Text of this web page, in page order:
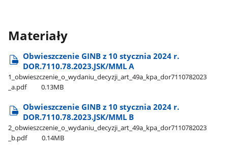
Materiały
Obwieszczenie GINB z 10 stycznia 2024 r.
DOR.7110.78.2023.JSK/MML A
1​_obwieszczenie​_o​_wydaniu​_decyzji​_art​_49a​_kpa​_dor7110782023​
_a.pdf
0.13MB
Obwieszczenie GINB z 10 stycznia 2024 r.
DOR.7110.78.2023.JSK/MML B
2​_obwieszczenie​_o​_wydaniu​_decyzji​_art​_49a​_kpa​_dor7110782023​
_b.pdf
0.14MB